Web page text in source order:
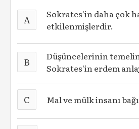
A
Sokrates'in daha çok
etkilenmişlerdir.
B
Düşüncelerinin
Sokrates'in erdem
C Mal ve mülk insanı